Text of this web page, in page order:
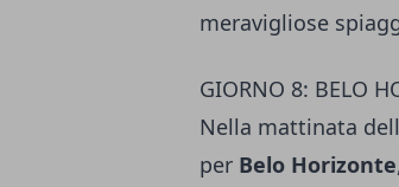
meravigliose
GIORNO 8: BELO
Nella mattinata
per Belo Horizonte